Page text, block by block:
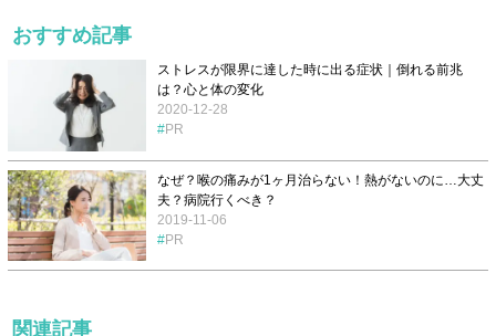
おすすめ記事
ストレスが限界に達した時に出る症状｜倒れる前兆
は？心と体の変化
2020-12-28
PR
なぜ？喉の痛みが1ヶ月治らない！熱がないのに…大丈
夫？病院行くべき？
2019-11-06
PR
関連記事